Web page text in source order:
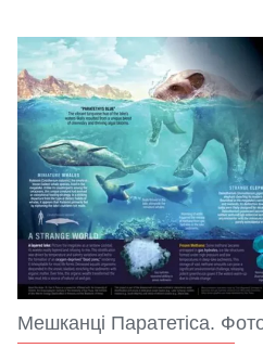
Мешканці Паратетіса.